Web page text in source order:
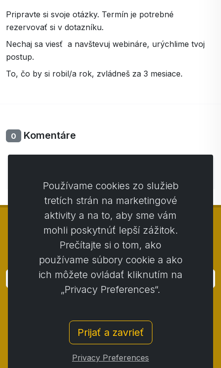
Pripravte si svoje otázky. Termín je potrebné
rezervovať si v dotazníku.
Nechaj sa viesť a navštevuj webináre, urýchlime tvoj
postup.
To, čo by si robil/a rok, zvládneš za 3 mesiace.
0 Komentáre
© Copyright 2014 - 2026 Activstar
Prihlásiť
Kontakt / Obchodné podmienky
Ochrana osobných údajov / Reklamačný poriadok
Reklamačný protokol / Odstúpenie od zmluvy
Cookies
Používame cookies zo služieb
tretích strán na marketingové
aktivity a na to, aby sme vám
mohli poskytnúť lepší zážitok.
Prečítajte si o tom, ako
používame súbory cookie a ako
ich môžete ovládať kliknutím na
„Privacy Preferences“.
Prijať a zavrieť
Privacy Preferences